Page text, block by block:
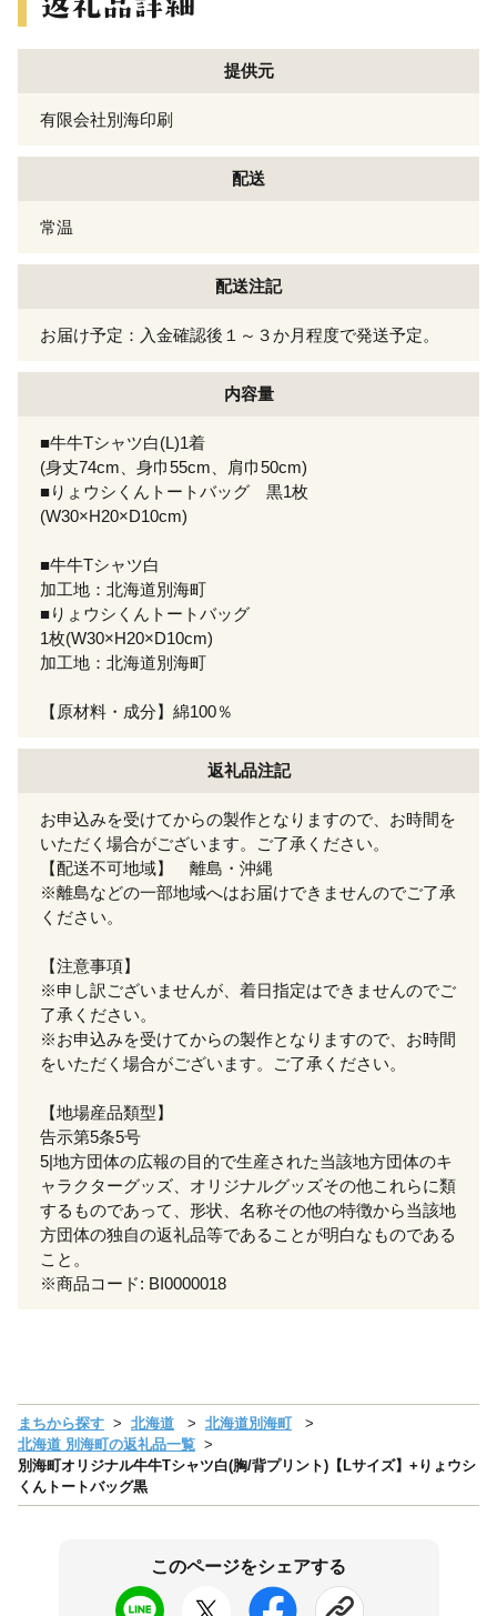
提供元
有限会社別海印刷
配送
常温
配送注記
お届け予定：入金確認後１～３か月程度で発送予定。
内容量
■牛牛Tシャツ白(L)1着
(身丈74cm、身巾55cm、肩巾50cm)
■りょウシくんトートバッグ 黒1枚
(W30×H20×D10cm)
■牛牛Tシャツ白
加工地：北海道別海町
■りょウシくんトートバッグ
1枚(W30×H20×D10cm)
加工地：北海道別海町
【原材料・成分】綿100％
返礼品注記
お申込みを受けてからの製作となりますので、お時間を
いただく場合がございます。ご了承ください。
【配送不可地域】 離島・沖縄
※離島などの一部地域へはお届けできませんのでご了承
ください。
【注意事項】
※申し訳ございませんが、着日指定はできませんのでご
了承ください。
※お申込みを受けてからの製作となりますので、お時間
をいただく場合がございます。ご了承ください。
【地場産品類型】
告示第5条5号
5|地方団体の広報の目的で生産された当該地方団体のキ
ャラクターグッズ、オリジナルグッズその他これらに類
するものであって、形状、名称その他の特徴から当該地
方団体の独自の返礼品等であることが明白なものである
こと。
※商品コード: BI0000018
まちから探す 北海道
北海道別海町
北海道 別海町の返礼品一覧
別海町オリジナル牛牛Tシャツ白(胸/背プリント)【Lサイズ】+りょウシ
くんトートバッグ黒
このページをシェアする